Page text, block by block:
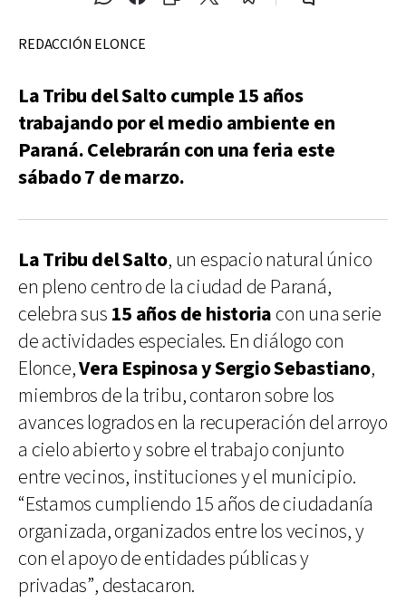
REDACCIÓN ELONCE
La Tribu del Salto cumple 15 años
trabajando por el medio ambiente en
Paraná. Celebrarán con una feria este
sábado 7 de marzo.
La Tribu del Salto, un espacio natural único
en pleno centro de la ciudad de Paraná,
celebra sus 15 años de historia con una serie
de actividades especiales. En diálogo con
Elonce,Vera Espinosa y Sergio Sebastiano,
miembros de la tribu, contaron sobre los
avances logrados en la recuperación del arroyo
a cielo abierto y sobre el trabajo conjunto
entre vecinos, instituciones y el municipio.
“Estamos cumpliendo 15 años de ciudadanía
organizada, organizados entre los vecinos, y
con el apoyo de entidades públicas y
privadas”, destacaron.